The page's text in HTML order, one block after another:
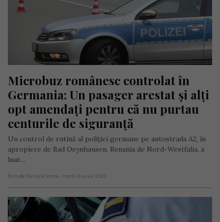
Microbuz românesc controlat în
Germania: Un pasager arestat și alți
opt amendați pentru că nu purtau
centurile de siguranță
Un control de rutină al poliției germane pe autostrada A2, în
apropiere de Bad Oeynhausen, Renania de Nord-Westfalia, a
luat…
Scris de Daniela Stoica - marți, 6 iunie 2023